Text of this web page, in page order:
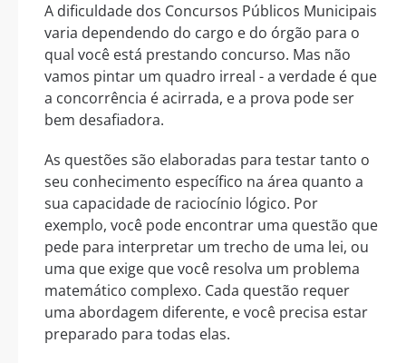
A dificuldade dos Concursos Públicos Municipais
varia dependendo do cargo e do órgão para o
qual você está prestando concurso. Mas não
vamos pintar um quadro irreal - a verdade é que
a concorrência é acirrada, e a prova pode ser
bem desafiadora.
As questões são elaboradas para testar tanto o
seu conhecimento específico na área quanto a
sua capacidade de raciocínio lógico. Por
exemplo, você pode encontrar uma questão que
pede para interpretar um trecho de uma lei, ou
uma que exige que você resolva um problema
matemático complexo. Cada questão requer
uma abordagem diferente, e você precisa estar
preparado para todas elas.